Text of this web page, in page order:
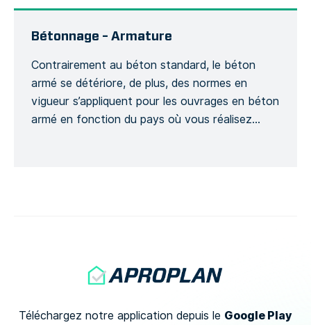
la voirie, des classements du niveau de sécurité,
l’entretien du réseau routier ainsi […]
Bétonnage – Armature
Contrairement au béton standard, le béton
armé se détériore, de plus, des normes en
vigueur s’appliquent pour les ouvrages en béton
armé en fonction du pays où vous réalisez
Téléchargez notre application depuis le Google Play